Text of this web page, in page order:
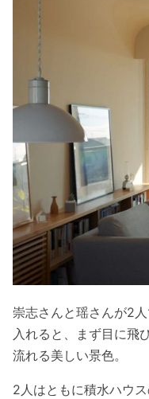
崇志さんと瑶さんが2
入れると、まず目に飛
流れる美しい景色。
2人はともに積水ハウ